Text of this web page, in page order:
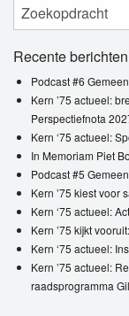
Recente berichten
Podcast #6
Kern ’75 actueel:
Perspectiefnota
Kern ‘75 actueel:
In Memoriam Piet
Podcast #5
Kern ’75 kiest voor
Kern ‘75 actueel:
Kern ’75 kijkt
Kern ‘75 actueel:
Kern ’75 actueel:
raadsprogramma